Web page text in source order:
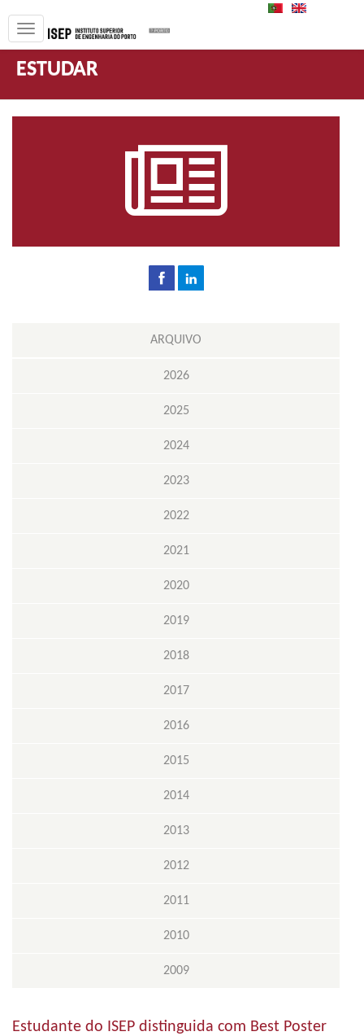
PT
ESTUDAR
ARQUIVO
2026
2025
2024
2023
2022
2021
2020
2019
2018
2017
2016
2015
2014
2013
2012
2011
2010
2009
Estudante do ISEP distinguida com Best Poster